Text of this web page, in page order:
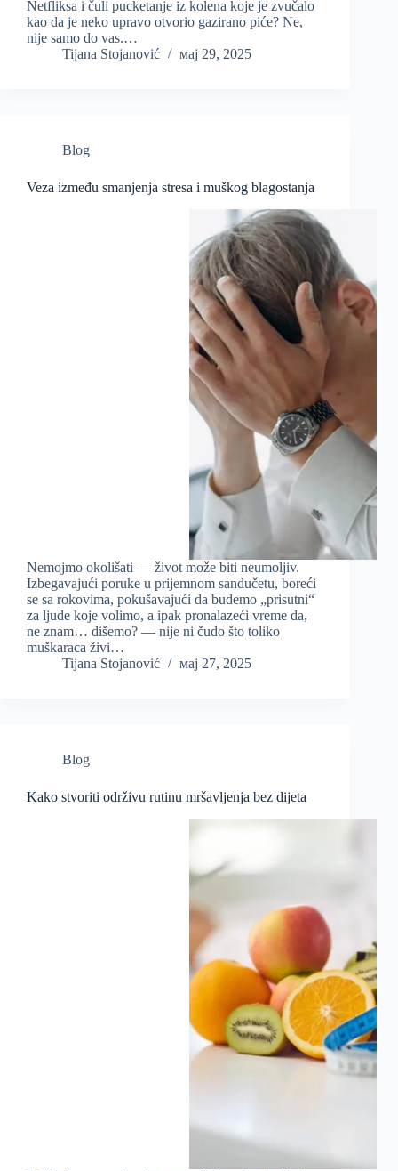
Netfliksa i čuli pucketanje iz kolena koje je zvučalo
kao da je neko upravo otvorio gazirano piće? Ne,
nije samo do vas.…
Tijana Stojanović
мај 29, 2025
Blog
Veza između smanjenja stresa i muškog blagostanja
Nemojmo okolišati — život može biti neumoljiv.
Izbegavajući poruke u prijemnom sandučetu, boreći
se sa rokovima, pokušavajući da budemo „prisutni“
za ljude koje volimo, a ipak pronalazeći vreme da,
ne znam… dišemo? — nije ni čudo što toliko
muškaraca živi…
Tijana Stojanović
мај 27, 2025
Blog
Kako stvoriti održivu rutinu mršavljenja bez dijeta